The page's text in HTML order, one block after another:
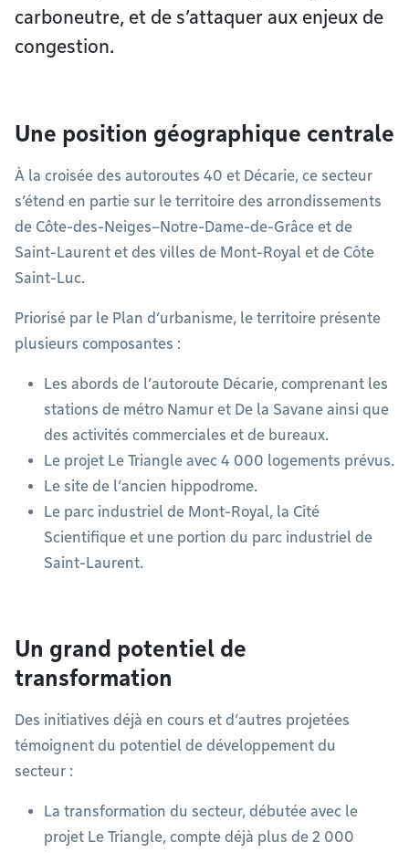
carboneutre, et de s’attaquer aux enjeux de
congestion.
Une position géographique centrale
À la croisée des autoroutes 40 et Décarie, ce secteur
s’étend en partie sur le territoire des arrondissements
de Côte-des-Neiges–Notre-Dame-de-Grâce et de
Saint-Laurent et des villes de Mont-Royal et de Côte
Saint-Luc.
Priorisé par le Plan d’urbanisme, le territoire présente
plusieurs composantes :
Les abords de l’autoroute Décarie, comprenant les
stations de métro Namur et De la Savane ainsi que
des activités commerciales et de bureaux.
Le projet Le Triangle avec 4 000 logements prévus.
Le site de l’ancien hippodrome.
Le parc industriel de Mont-Royal, la Cité
Scientifique et une portion du parc industriel de
Saint-Laurent.
Un grand potentiel de
transformation
Des initiatives déjà en cours et d’autres projetées
témoignent du potentiel de développement du
secteur :
La transformation du secteur, débutée avec le
projet Le Triangle, compte déjà plus de 2 000